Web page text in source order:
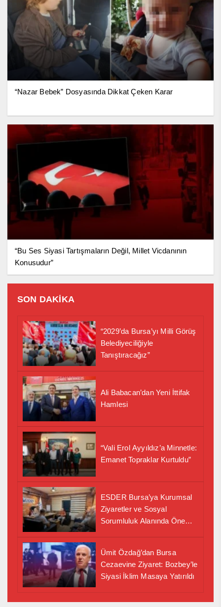
“Nazar Bebek” Dosyasında Dikkat Çeken Karar
“Bu Ses Siyasi Tartışmaların Değil, Millet Vicdanının
Konusudur”
SON DAKİKA
“2029’da Bursa’yı Milli Görüş
Belediyeciliğiyle
Tanıştıracağız”
Ali Babacan’dan Yeni İttifak
Hamlesi
“Vali Erol Ayyıldız’a Minnetle:
Emanet Topraklar Kurtuldu”
ESDER Bursa’ya Kurumsal
Ziyaretler ve Sosyal
Sorumluluk Alanında Önemli
Ümit Özdağ’dan Bursa
Cezaevine Ziyaret: Bozbey’le
Siyasi İklim Masaya Yatırıldı